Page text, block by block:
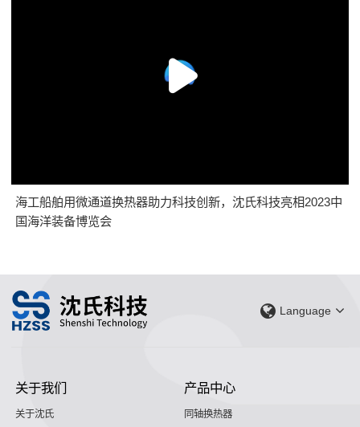
海工船舶用微通道换热器助力科技创新，沈氏科技亮相2023中
国海洋装备博览会
Language
关于我们
关于沈氏
产品中心
同轴换热器